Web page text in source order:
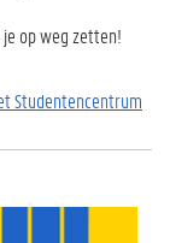
op weg zetten!
Studentencentrum